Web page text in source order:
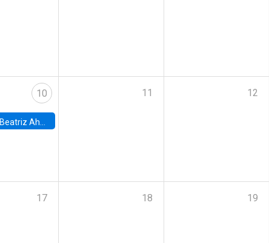
10
Beatriz Ahumada, PhD candidate, Universidad de Pittsburgh
11 12
17 18 19